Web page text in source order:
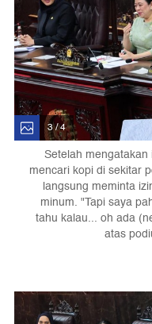
3 / 4
Setelah
mencari kopi di sekitar
langsung meminta
minum. "Tapi saya
tahu kalau... oh ada
atas